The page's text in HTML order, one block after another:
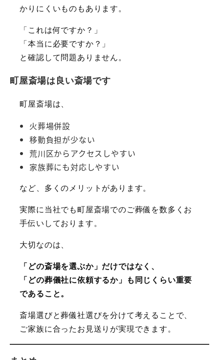
かりにくいものもあります。
「これは何ですか？」
「本当に必要ですか？」
と確認して問題ありません。
町屋斎場は良い斎場です
町屋斎場は、
火葬場併設
移動負担が少ない
荒川区からアクセスしやすい
家族葬にも対応しやすい
など、多くのメリットがあります。
実際に当社でも町屋斎場でのご葬儀を数多くお
手伝いしております。
大切なのは、
「どの斎場を選ぶか」だけではなく、
「どの葬儀社に依頼するか」も同じくらい重要
であること。
斎場選びと葬儀社選びを分けて考えることで、
ご家族に合ったお見送りが実現できます。